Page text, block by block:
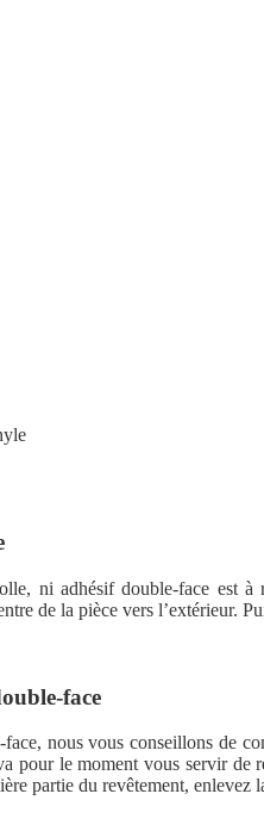
ni adhésif double-face est
de la pièce vers l’extérieur.
face
nous vous conseillons de
pour le moment vous servir de
partie du revêtement, enlevez